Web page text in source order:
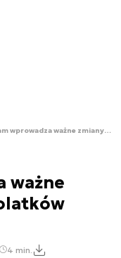
Instagram wprowadza ważne zmiany. Dotyczą nastolatków
ważne
4 min.